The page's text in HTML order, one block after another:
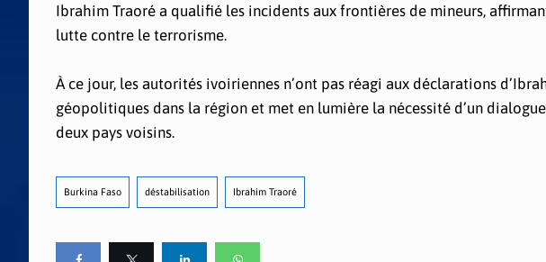
Ibrahim Traoré a qualifié les incidents aux frontières de mineurs,
lutte contre le terrorisme.
À ce jour, les autorités ivoiriennes n’ont pas réagi aux déclarations
géopolitiques dans la région et met en lumière la nécessité d’un
deux pays voisins.
Burkina Faso déstabilisation Ibrahim Traoré